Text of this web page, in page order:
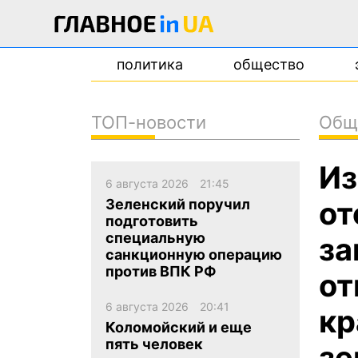
политика общество
ТОП-новости
6 августа 2026 21:45
Зеленский поручил
подготовить
специальную
санкционную операцию
против ВПК РФ
6 августа 2026 20:41
Коломойский и еще
пять человек